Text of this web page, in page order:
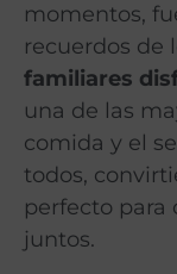
momentos,
recuerdos de
familiares
una de las
comida y el
todos,
perfecto para
juntos.